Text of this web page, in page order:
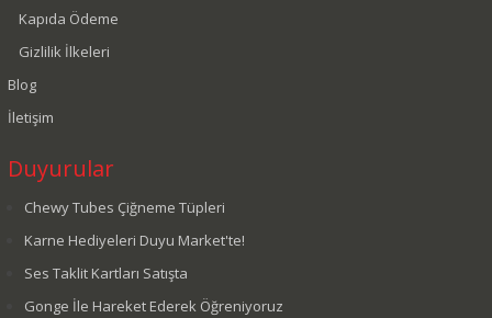
Kapıda Ödeme
Gizlilik İlkeleri
Blog
İletişim
Duyurular
Chewy Tubes Çiğneme Tüpleri
Karne Hediyeleri Duyu Market'te!
Ses Taklit Kartları Satışta
Gonge İle Hareket Ederek Öğreniyoruz